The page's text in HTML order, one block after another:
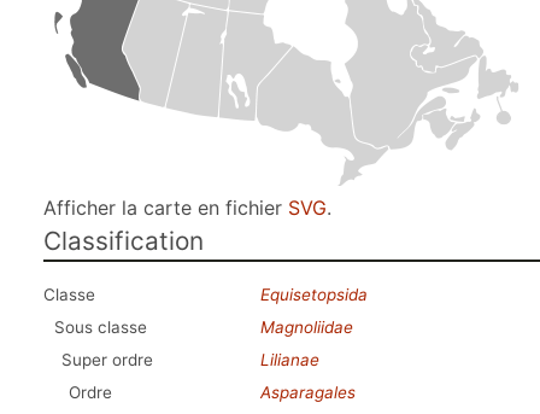
Afficher la carte en fichier SVG.
Classification
Classe
Equisetopsida
Sous classe
Magnoliidae
Super ordre
Lilianae
Ordre
Asparagales